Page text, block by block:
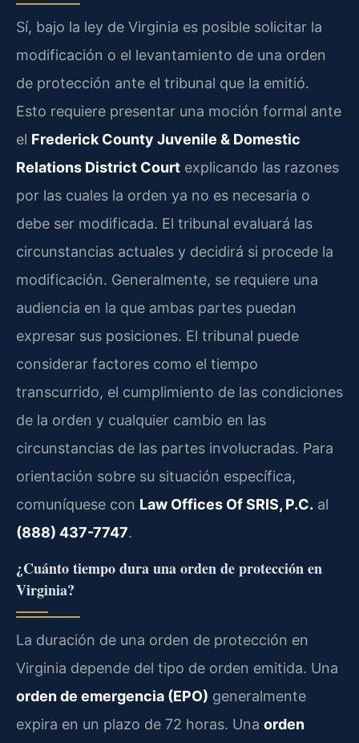
Sí, bajo la ley de Virginia es posible solicitar la
modificación o el levantamiento de una orden
de protección ante el tribunal que la emitió.
Esto requiere presentar una moción formal ante
el Frederick County Juvenile & Domestic
Relations District Court explicando las razones
por las cuales la orden ya no es necesaria o
debe ser modificada. El tribunal evaluará las
circunstancias actuales y decidirá si procede la
modificación. Generalmente, se requiere una
audiencia en la que ambas partes puedan
expresar sus posiciones. El tribunal puede
considerar factores como el tiempo
transcurrido, el cumplimiento de las condiciones
de la orden y cualquier cambio en las
circunstancias de las partes involucradas. Para
orientación sobre su situación específica,
comuníquese con Law Offices Of SRIS, P.C. al
(888) 437-7747.
¿Cuánto tiempo dura una orden de protección en
Virginia?
La duración de una orden de protección en
Virginia depende del tipo de orden emitida. Una
orden de emergencia (EPO) generalmente
expira en un plazo de 72 horas. Una orden